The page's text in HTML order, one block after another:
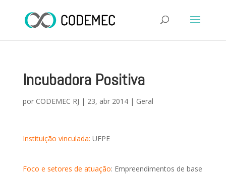
Incubadora Positiva
por CODEMEC RJ | 23, abr 2014| Geral
Instituição vinculada: UFPE
Foco e setores de atuação: Empreendimentos de base